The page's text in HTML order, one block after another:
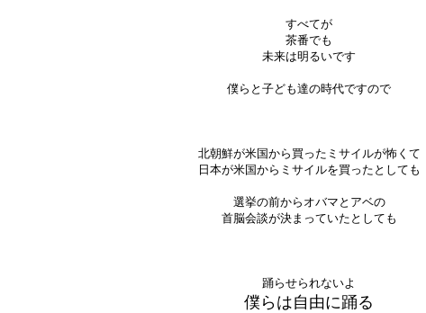
すべてが
茶番でも
未来は明るいです
僕らと子ども達の時代ですので
北朝鮮が米国から買ったミサイルが怖くて
日本が米国からミサイルを買ったとしても
選挙の前からオバマとアベの
首脳会談が決まっていたとしても
踊らせられないよ
僕らは自由に踊る